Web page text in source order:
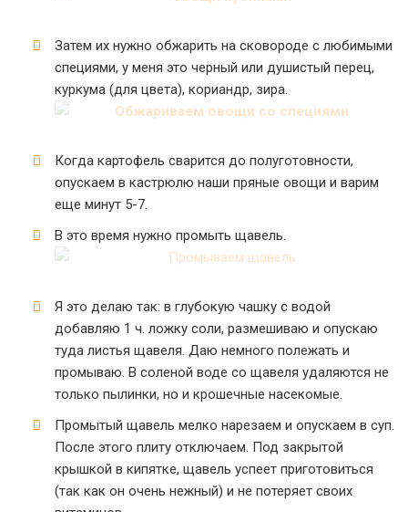
Затем их нужно обжарить на сковороде с любимыми
специями, у меня это черный или душистый перец,
куркума (для цвета), кориандр, зира.
Когда картофель сварится до полуготовности,
опускаем в кастрюлю наши пряные овощи и варим
еще минут 5-7.
В это время нужно промыть щавель.
Я это делаю так: в глубокую чашку с водой
добавляю 1 ч. ложку соли, размешиваю и опускаю
туда листья щавеля. Даю немного полежать и
промываю. В соленой воде со щавеля удаляются не
только пылинки, но и крошечные насекомые.
Промытый щавель мелко нарезаем и опускаем в суп.
После этого плиту отключаем. Под закрытой
крышкой в кипятке, щавель успеет приготовиться
(так как он очень нежный) и не потеряет своих